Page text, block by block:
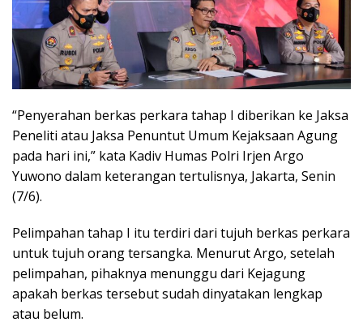
“Penyerahan berkas perkara tahap I diberikan ke Jaksa
Peneliti atau Jaksa Penuntut Umum Kejaksaan Agung
pada hari ini,” kata Kadiv Humas Polri Irjen Argo
Yuwono dalam keterangan tertulisnya, Jakarta, Senin
(7/6).
Pelimpahan tahap I itu terdiri dari tujuh berkas perkara
untuk tujuh orang tersangka. Menurut Argo, setelah
pelimpahan, pihaknya menunggu dari Kejagung
apakah berkas tersebut sudah dinyatakan lengkap
atau belum.